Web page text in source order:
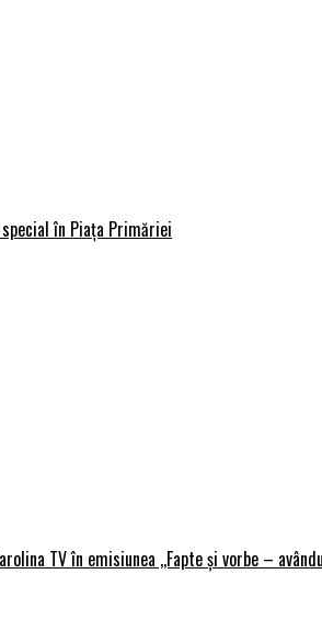
în Piața Primăriei
TV în emisiunea ,,Fapte și vorbe –